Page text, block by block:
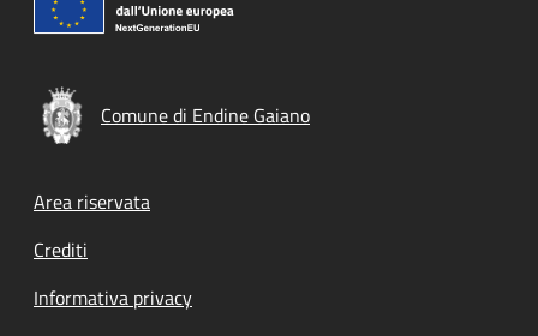
Comune di Endine Gaiano
Footer menu
Area riservata
Crediti
Informativa privacy